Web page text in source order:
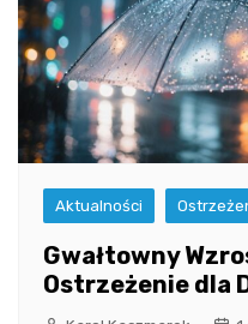
Aktualności
Gwałtowny
Ostrzeżenie dla